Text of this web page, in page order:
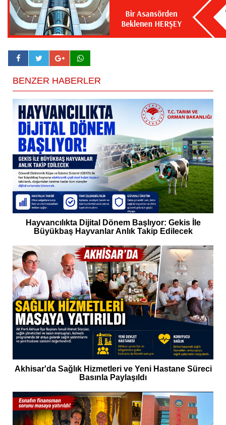
BENZER HABERLER
Hayvancılıkta Dijital Dönem Başlıyor: Gekis İle
Büyükbaş Hayvanlar Anlık Takip Edilecek
Akhisar'da Sağlık Hizmetleri ve Yeni Hastane Süreci
Basınla Paylaşıldı